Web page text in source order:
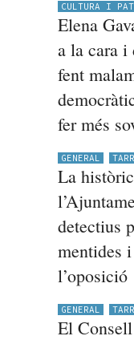
CULTURA I
Elena
a la cara i
fent
fer més
GENERAL
La
detectius
mentides
l’oposició
GENERAL
El